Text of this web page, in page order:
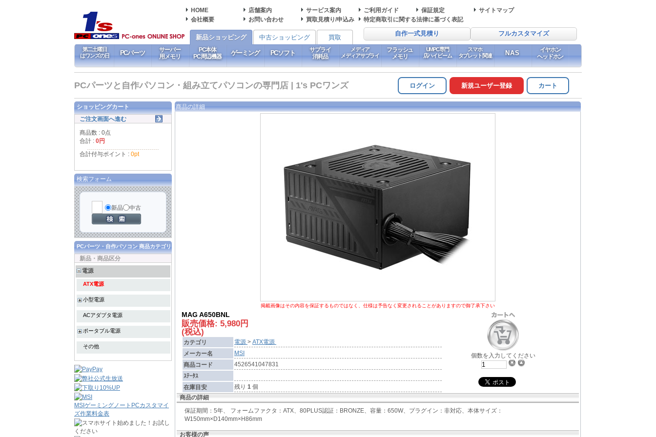
HOME 店舗案内 サービス案内 ご利用ガイド 保証規定
サイトマップ
会社概要
お問い合わせ 買取見積り/申込み 特定商取引に関する法律に基づく表記
自作一式見積り フルカスタマイズ
新品ショッピング 中古ショッピング 買取
第二土曜日
はワンズの日
PCパーツ
サーバー
用メモリ
PC本体
PC周辺機器
ゲーミング PCソフト
サプライ
消耗品
メディア
メディアサプライ
フラッシュ
メモリ
UMPC専門
店ハイビーム
スマホ
タブレット関連
NAS
イヤホン
ヘッドホン
PCパーツと自作パソコン・組み立てパソコンの専門店 | 1's PCワンズ ログイン 新規ユーザー登録 カート
商品の詳細
掲載画像はその内容を保証するものではなく、仕様は予告なく変更されることがありますので御了承下さい
MAG A650BNL
販売価格: 5,980円
(税込)
カテゴリ 電源 > ATX電源
メーカー名
MSI
商品コード
4526541047831
ｽﾃｰﾀｽ
在庫目安
残り 1 個
個数を入力してください
商品の詳細
保証期間：5年、 フォームファクタ：ATX、80PLUS認証：BRONZE、容量：650W、プラグイン：非対応、本体サイズ：
W150mm×D140mm×H86mm
お客様の声
ショッピングカート
ご注文画面へ進む
商品数 : 0点
合計 : 0円
合計付与ポイント : 0pt
検索フォーム
新品 中古
PCパーツ・自作パソコン 商品カテゴリ
新品・商品区分
電源
ATX電源
小型電源
ACアダプタ電源
ポータブル電源
その他
MSIゲーミングノートPCカスタマイ
ズ作業料金表